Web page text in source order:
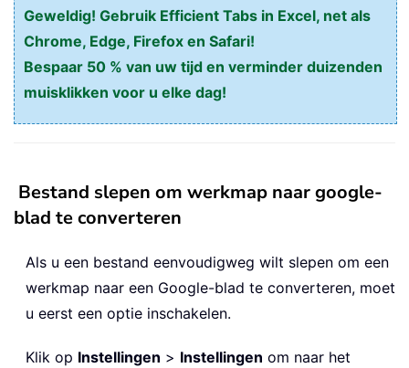
Geweldig! Gebruik Efficient Tabs in Excel, net als
Chrome, Edge, Firefox en Safari!
Bespaar 50 % van uw tijd en verminder duizenden
muisklikken voor u elke dag!
Bestand slepen om werkmap naar google-
blad te converteren
Als u een bestand eenvoudigweg wilt slepen om een
werkmap naar een Google-blad te converteren, moet
u eerst een optie inschakelen.
Klik op Instellingen > Instellingen om naar het